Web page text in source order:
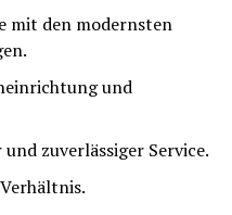
mit den moderns­ten
und
zuver­läs­si­ger Service.